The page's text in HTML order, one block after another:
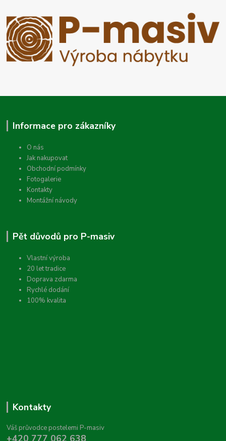
Informace pro zákazníky
O nás
Jak nakupovat
Obchodní podmínky
Fotogalerie
Kontakty
Montážní návody
Pět důvodů pro P-masiv
Vlastní výroba
20 let tradice
Doprava zdarma
Rychlé dodání
100% kvalita
Kontakty
Váš průvodce postelemi P-masiv
+420 777 062 638